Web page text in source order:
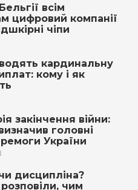
всім
цифровий компанії
чіпи
кардинальну
кому і як
закінчення війни:
головні
України
дисципліна?
чим